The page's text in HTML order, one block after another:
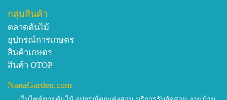
กลุ่มสินค้า
ตลาดต้นไม้
อุปกรณ์การเกษตร
สินค้าเกษตร
สินค้า OTOP
NanaGarden.com